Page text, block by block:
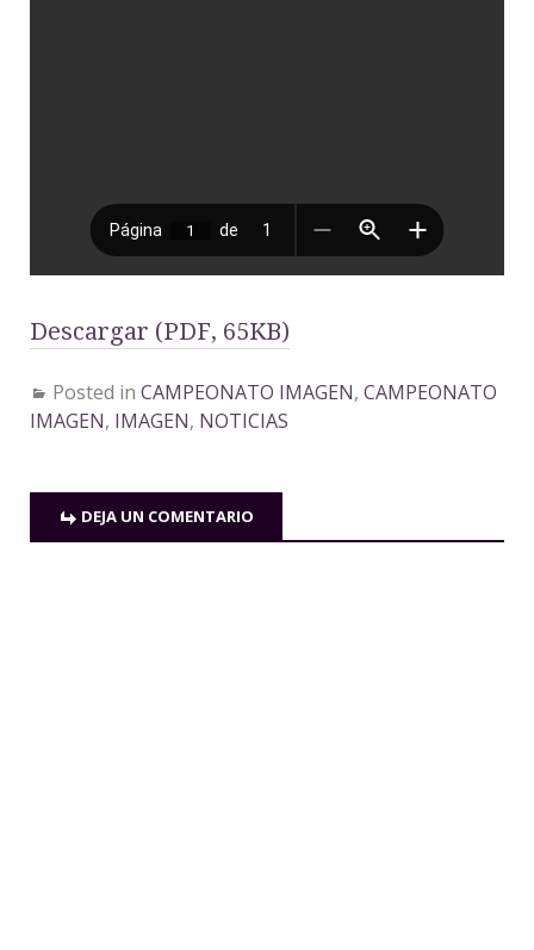
Descargar (PDF, 65KB)
Posted in CAMPEONATO IMAGEN, CAMPEONATO
IMAGEN, IMAGEN, NOTICIAS
DEJA UN COMENTARIO